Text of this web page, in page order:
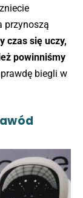
przynoszą
czas się uczy,
powinniśmy
biegli w